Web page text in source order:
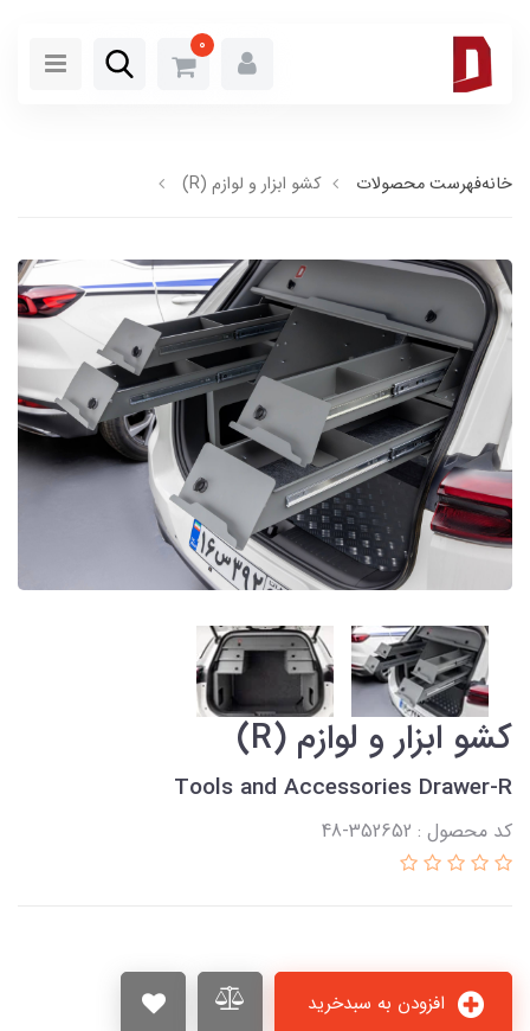
0
خانهفهرست محصولات کشو ابزار و لوازم (R)
کشو ابزار و لوازم (R)
Tools and Accessories Drawer-R
کد محصول : 352652-48